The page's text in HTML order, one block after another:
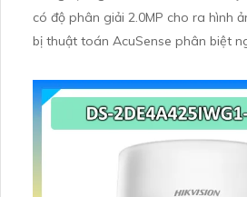
có độ phân giải 2.0MP cho ra hình
bị thuật toán AcuSense phân biệt
đêm bằng hồng ngoại 100m